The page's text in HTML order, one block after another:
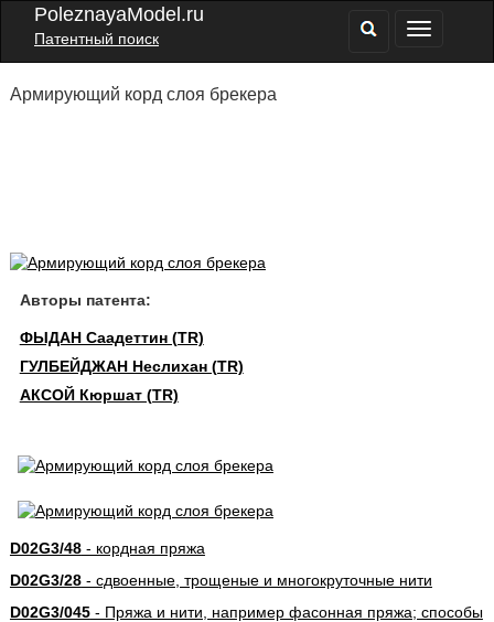
PoleznayaModel.ru
Патентный поиск
Армирующий корд слоя брекера
Авторы патента:
ФЫДАН Саадеттин (TR)
ГУЛБЕЙДЖАН Неслихан (TR)
АКСОЙ Кюршат (TR)
D02G3/48- кордная пряжа
D02G3/28- сдвоенные, трощеные и многокруточные нити
D02G3/045- Пряжа и нити, например фасонная пряжа; способы